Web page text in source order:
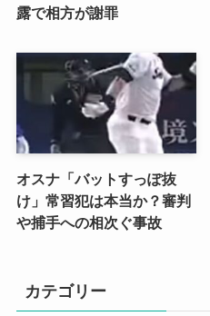
露で相方が謝罪
オスナ「バットすっぽ抜
け」常習犯は本当か？審判
や捕手への相次ぐ事故
カテゴリー